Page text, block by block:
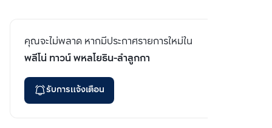
คุณจะไม่พลาด หากมีประกาศรายการใหม่ใน
พลีโน่ ทาวน์ พหลโยธิน-ลำลูกกา
รับการแจ้งเตือน